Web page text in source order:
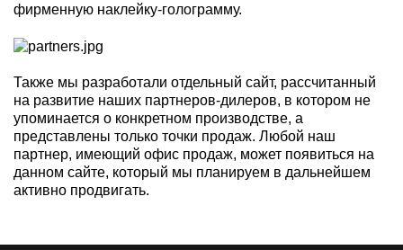
фирменную наклейку-голограмму.
Также мы разработали отдельный сайт, рассчитанный
на развитие наших партнеров-дилеров, в котором не
упоминается о конкретном производстве, а
представлены только точки продаж. Любой наш
партнер, имеющий офис продаж, может появиться на
данном сайте, который мы планируем в дальнейшем
активно продвигать.